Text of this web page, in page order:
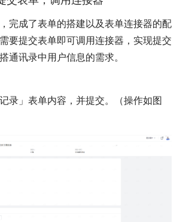
完成了表单的搭建以及表单连接器的配
要提交表单即可调用连接器，实现提交
通讯录中用户信息的需求。
录」表单内容，并提交。（操作如图